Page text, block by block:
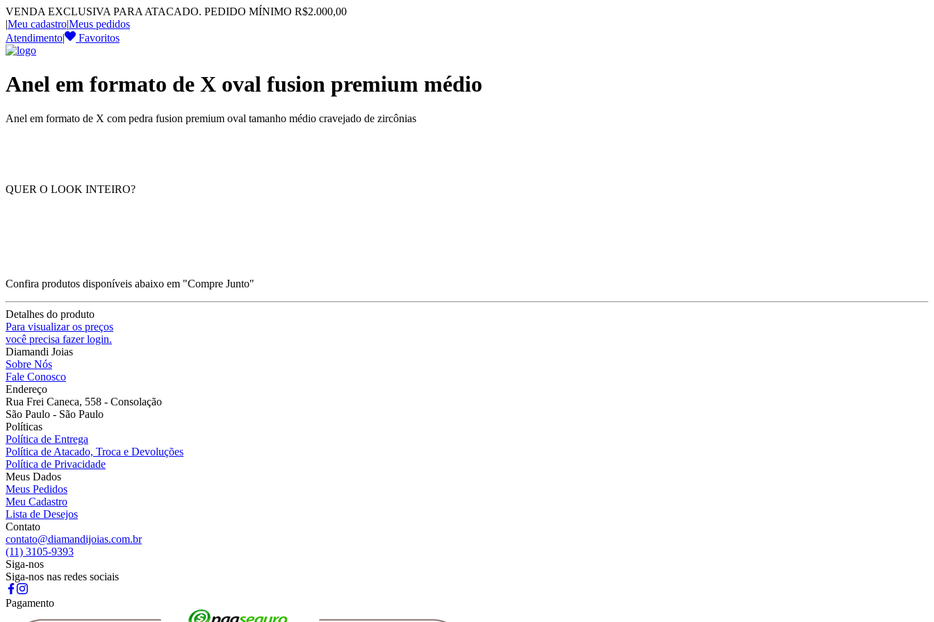
VENDA EXCLUSIVA PARA ATACADO. PEDIDO MÍNIMO R$2.000,00
|Meu cadastro|Meus pedidos
Atendimento| Favoritos
Anel em formato de X oval fusion premium médio
Anel em formato de X com pedra fusion premium oval tamanho médio cravejado de zircônias
QUER O LOOK INTEIRO?
Confira produtos disponíveis abaixo em "Compre Junto"
Detalhes do produto
Para visualizar os preços
você precisa fazer login.
Diamandi Joias
Sobre Nós
Fale Conosco
Endereço
Rua Frei Caneca, 558 - Consolação
São Paulo - São Paulo
Políticas
Política de Entrega
Política de Atacado, Troca e Devoluções
Política de Privacidade
Meus Dados
Meus Pedidos
Meu Cadastro
Lista de Desejos
Contato
contato@diamandijoias.com.br
(11) 3105-9393
Siga-nos
Siga-nos nas redes sociais
Pagamento